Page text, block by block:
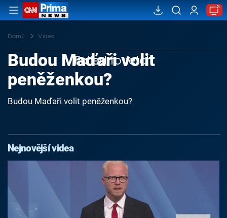
Domů Videa
Failed to fetch
Budou Maďaři volit
peněženkou?
Budou Maďaři volit peněženkou?
Nejnovější videa